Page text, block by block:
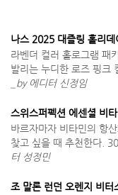
나스 2025 대즐링 홀리
라벤더 컬러 홀로그램 패
발리는 누디한 로즈 핑
_by 에디터 신정임
스위스퍼펙션 에센셜 비
바르자마자 비타민의 항
찾고 싶을 때 추천한다.
터 성정민
조 말론 런던 오렌지 비터